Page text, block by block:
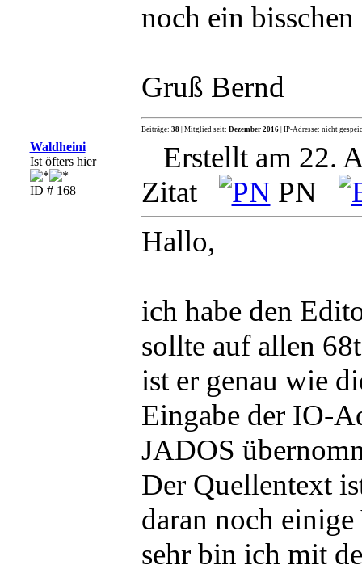
noch ein
Gruß Bernd
Beiträge: 38| Mitglied seit: Dezember 2016| IP-Adresse: nicht
Waldheini
Ist öfters hier
ID # 168
Erstellt am 22.
Zitat
PN
Hallo,
ich habe den
sollte auf allen
ist er genau wie
Eingabe der IO-
JADOS
Der Quellentext
daran noch
sehr bin ich mit